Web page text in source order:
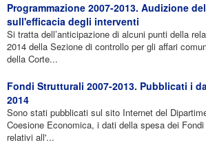
Programmazione 2007-2013. Audizione
sull'efficacia degli interventi
Si tratta dell’anticipazione di alcuni punti della
2014 della Sezione di controllo per gli affari
della Corte...
Fondi Strutturali 2007-2013. Pubblicati i
2014
Sono stati pubblicati sul sito Internet del
Coesione Economica, i dati della spesa dei
relativi all'...